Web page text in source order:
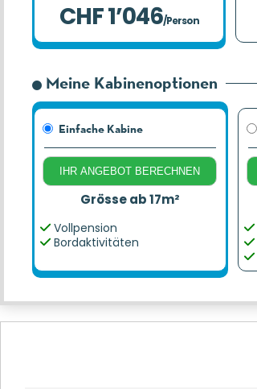
CHF 1’046/Person
Meine Kabinenoptionen
Einfache Kabine
IHR ANGEBOT BERECHNEN
Grösse ab 17m²
Vollpension
Bordaktivitäten